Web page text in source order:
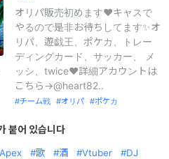
オリパ販売初めます❤️キャスで
やるので是非お待ちしてます✨オ
リパ、遊戯王、ポケカ、トレー
ディングカード、サッカー、 メ
ッシ、twice❤️詳細アカウントは
こちら→@heart82..
チーム戦 オリパ ポケカ
붙어 있습니다
Apex 歌 酒 Vtuber
DJ